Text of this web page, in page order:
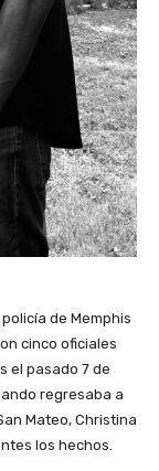
de Memphis
cinco oficiales
el pasado 7 de
regresaba a
Mateo, Christina
los hechos.